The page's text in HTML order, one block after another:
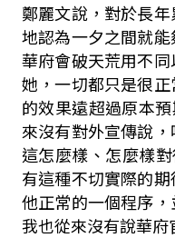
鄭麗文說，對於長
地認為一夕之間就
華府會破天荒用不
她，一切都只是很
的效果遠超過原本
來沒有對外宣傳說
這怎麼樣、怎麼樣
有這種不切實際的
他正常的一個程序，
我也從來沒有說華府